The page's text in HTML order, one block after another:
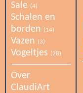
Sale (4)
Schalen en
borden (14)
Vazen (3)
Vogeltjes (28)
Over
ClaudiArt